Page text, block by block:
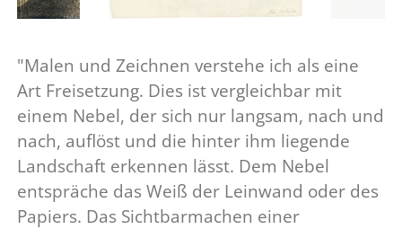
"Malen und Zeichnen verstehe ich als eine
Art Freisetzung. Dies ist vergleichbar mit
einem Nebel, der sich nur langsam, nach und
nach, auflöst und die hinter ihm liegende
Landschaft erkennen lässt. Dem Nebel
entspräche das Weiß der Leinwand oder des
Papiers. Das Sichtbarmachen einer